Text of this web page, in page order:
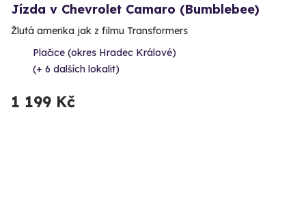
Jízda v Chevrolet Camaro (Bumblebee)
Žlutá amerika jak z filmu Transformers
Plačice (okres Hradec Králové)
(+ 6 dalších lokalit)
1 199 Kč